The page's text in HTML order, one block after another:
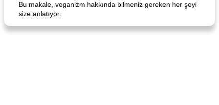
Bu makale, veganizm hakkında bilmeniz gereken her şeyi
size anlatıyor.